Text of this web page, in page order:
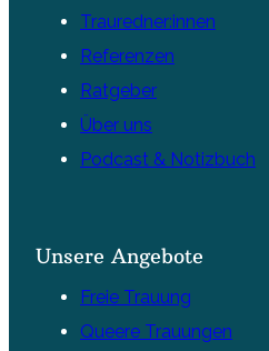
Trauredner:innen
Referenzen
Ratgeber
Über uns
Podcast & Notizbuch
Unsere Angebote
Freie Trauung
Queere Trauungen